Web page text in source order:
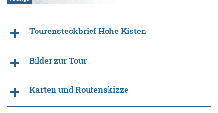
Tourensteckbrief Hohe Kisten
Bilder zur Tour
Karten und Routenskizze